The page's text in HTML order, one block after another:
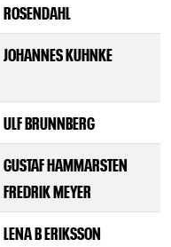
ROSENDAHL
JOHANNES KUHNKE
ULF BRUNNBERG
GUSTAF HAMMARSTEN
FREDRIK MEYER
LENA B ERIKSSON